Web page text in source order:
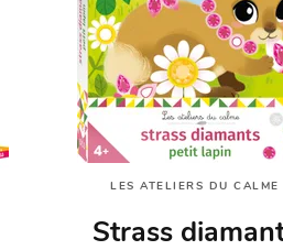
LES ATELIERS DU CALME
Strass